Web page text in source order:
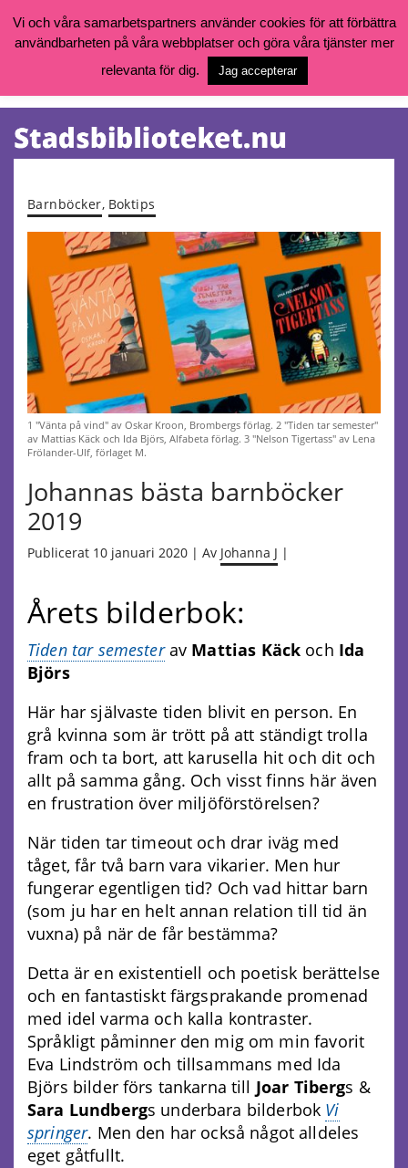
Vill du söka böcker, logga in på ditt bibliotekskonto eller nå övriga
goteborg.se/bibliotek
Öppettider, katalog och kontakt
Tjänster
Barnböcker, Boktips
1 "Vänta på vind" av Oskar Kroon, Brombergs förlag. 2 "Tiden tar semester"
av Mattias Käck och Ida Björs, Alfabeta förlag. 3 "Nelson Tigertass" av Lena
Frölander-Ulf, förlaget M.
Johannas bästa barnböcker
2019
Publicerat 10 januari 2020 | Av Johanna J |
Årets bilderbok:
Tiden tar semesterav Mattias Käck och Ida
Björs
Här har självaste tiden blivit en person. En
grå kvinna som är trött på att ständigt trolla
fram och ta bort, att karusella hit och dit och
allt på samma gång. Och visst finns här även
en frustration över miljöförstörelsen?
När tiden tar timeout och drar iväg med
tåget, får två barn vara vikarier. Men hur
fungerar egentligen tid? Och vad hittar barn
(som ju har en helt annan relation till tid än
vuxna) på när de får bestämma?
Detta är en existentiell och poetisk berättelse
och en fantastiskt färgsprakande promenad
med idel varma och kalla kontraster.
Språkligt påminner den mig om min favorit
Eva Lindström och tillsammans med Ida
Björs bilder förs tankarna till Joar Tibergs &
Sara Lundbergs underbara bilderbok Vi
springer. Men den har också något alldeles
eget gåtfullt.
Vi och våra samarbetspartners använder cookies för att förbättra
användbarheten på våra webbplatser och göra våra tjänster mer
relevanta för dig.
Jag accepterar